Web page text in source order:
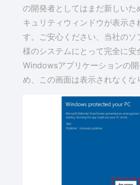
の開発者としてはまだ新しいた
キュリティウィンドウが表示さ
す。ご安心ください、当社のソ
様のシステムにとって完全に安
Windowsアプリケーションの
め、この画面は表示されなくな